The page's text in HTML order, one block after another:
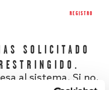
REGISTRO
SOLICITADO
al sistema. Si no,